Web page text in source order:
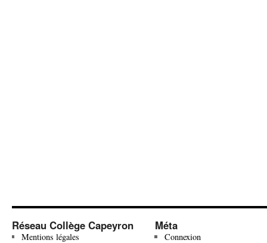
Réseau Collège Capeyron
Mentions légales
Méta
Connexion